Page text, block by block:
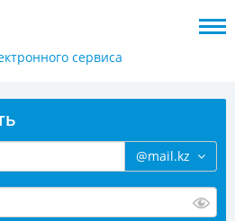
сервиса
@mail.kz